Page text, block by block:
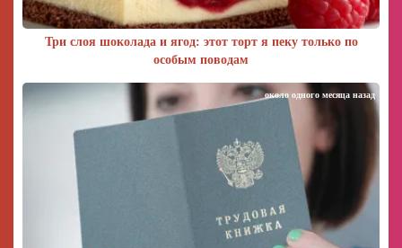
Три слоя шоколада и ягод: этот торт я пеку только по
особым поводам
около одного месяца назад